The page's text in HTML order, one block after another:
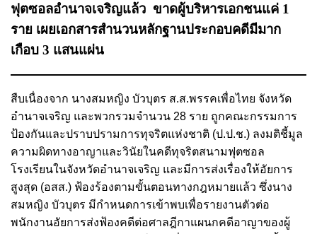
ฟุตซอลอำนาจเจริญแล้ว ขาดผู้บริหารเอกชนแค่ 1
ราย เผยเอกสารสำนวนหลักฐานประกอบคดีมีมาก
เกือบ 3 แสนแผ่น
สืบเนื่องจาก นางสมหญิง บัวบุตร ส.ส.พรรคเพื่อไทย จังหวัด
อำนาจเจริญ และพวกรวมจำนวน 28 ราย ถูกคณะกรรมการ
ป้องกันและปราบปรามการทุจริตแห่งชาติ (ป.ป.ช.) ลงมติชี้มูล
ความผิดทางอาญาและวินัยในคดีทุจริตสนามฟุตซอล
โรงเรียนในจังหวัดอำนาจเจริญ และมีการส่งเรื่องให้อัยการ
สูงสุด (อสส.) ฟ้องร้องตามขั้นตอนทางกฎหมายแล้ว ซึ่งนาง
สมหญิง บัวบุตร มีกำหนดการเข้าพบเพื่อรายงานตัวต่อ
พนักงานอัยการส่งฟ้องคดีต่อศาลฎีกาแผนกคดีอาญาของผู้